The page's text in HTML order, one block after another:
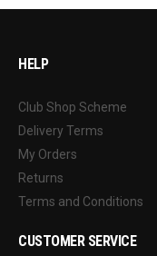
HELP
Club Shop Scheme
Delivery Terms
My Orders
Returns
Terms and Conditions
CUSTOMER SERVICE